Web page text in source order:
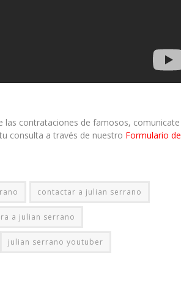
las contrataciones de famosos, comunicate
consulta a través de nuestro Formulario de
contactar a julian serrano
a julian serrano
julian serrano youtuber